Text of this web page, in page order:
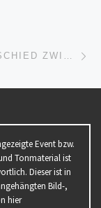
SYSTEMINTEGRATION: DER UNTERSCHIED ZWISCHEN INSELLÖSUNG UND DURCHGÄNGIGKEIT
Event bzw.
Tonmaterial ist
Dieser ist in
Bild-,
hier